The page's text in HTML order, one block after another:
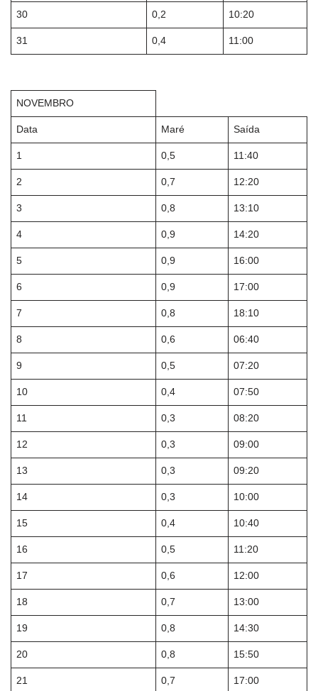
30 0,2 10:20
31 0,4 11:00
NOVEMBRO
Data Maré Saída
1 0,5 11:40
2 0,7 12:20
3 0,8 13:10
4 0,9 14:20
5 0,9 16:00
6 0,9 17:00
7 0,8 18:10
8 0,6 06:40
9 0,5 07:20
10 0,4 07:50
11 0,3 08:20
12 0,3 09:00
13 0,3 09:20
14 0,3 10:00
15 0,4 10:40
16 0,5 11:20
17 0,6 12:00
18 0,7 13:00
19 0,8 14:30
20 0,8 15:50
21 0,7 17:00